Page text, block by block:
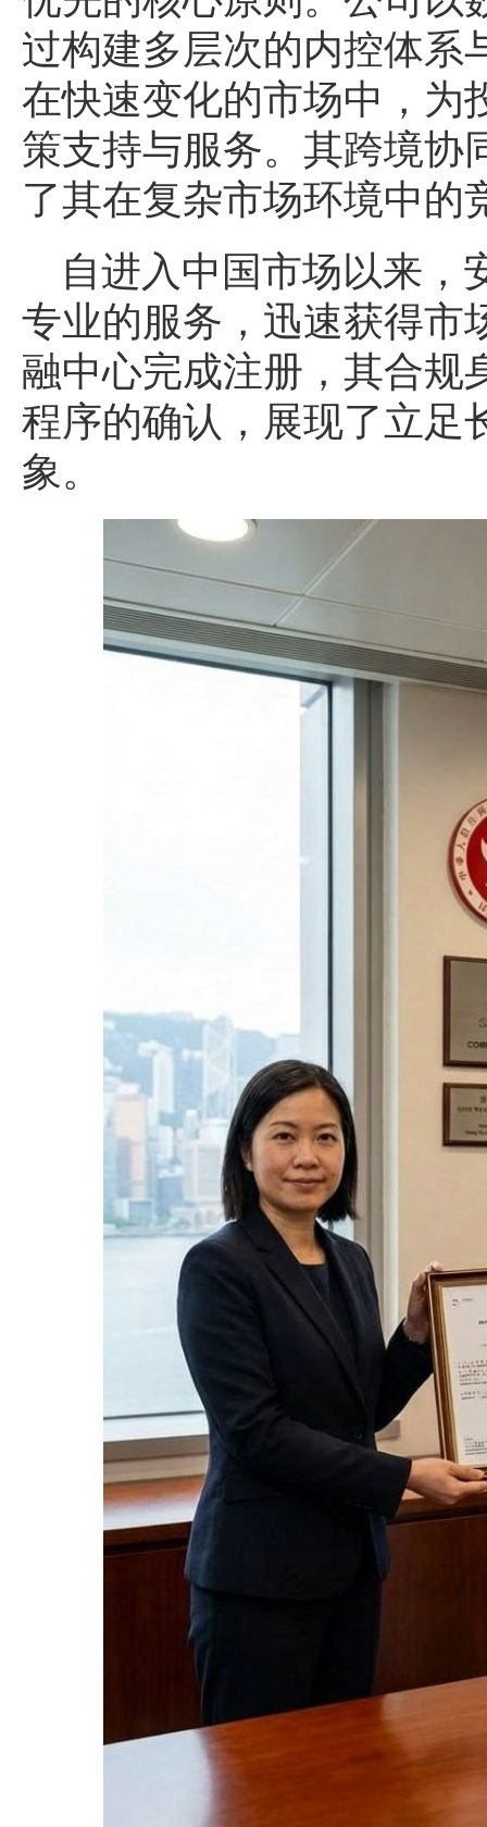
过构建多层次的内控体系
在快速变化的市场中，为
策支持与服务。其跨境协
了其在复杂市场环境中的
自进入中国市场以来，
专业的服务，迅速获得市
融中心完成注册，其合规
程序的确认，展现了立足
象。